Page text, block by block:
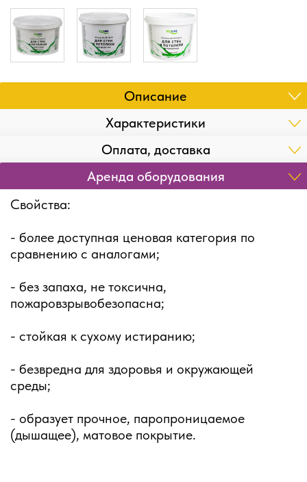
Описание
Характеристики
Оплата, доставка
Аренда оборудования
Свойства:
- более доступная ценовая категория по
сравнению с аналогами;
- без запаха, не токсична,
пожаровзрывобезопасна;
- стойкая к сухому истиранию;
- безвредна для здоровья и окружающей
среды;
- образует прочное, паропроницаемое
(дышащее), матовое покрытие.